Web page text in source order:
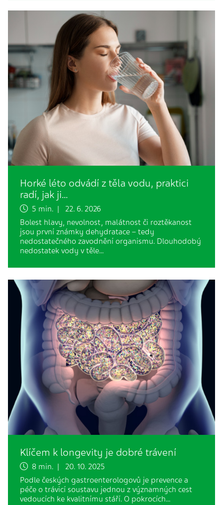
Horké léto odvádí z těla vodu, praktici
radí, jak ji…
5 min. | 22. 6. 2026
Bolest hlavy, nevolnost, malátnost či roztěkanost
jsou první známky dehydratace – tedy
nedostatečného zavodnění organismu. Dlouhodobý
nedostatek vody v těle…
Klíčem k longevity je dobré trávení
8 min. | 20. 10. 2025
Podle českých gastroenterologovů je prevence a
péče o trávicí soustavu jednou z významných cest
vedoucích ke kvalitnímu stáří. O pokrocích…